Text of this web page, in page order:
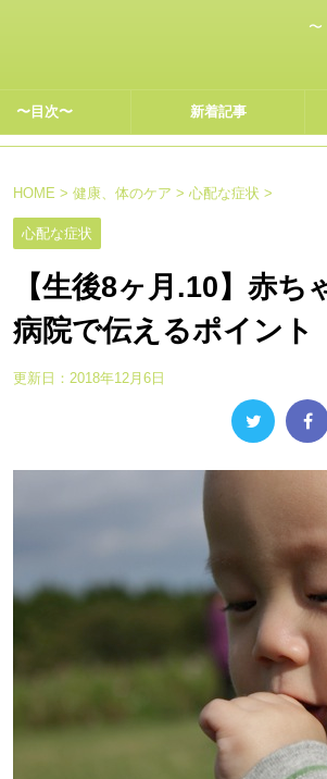
〜
〜目次〜 新着記事
HOME > 健康、体のケア > 心配な症状 >
心配な症状
【生後8ヶ月.10】赤
病院で伝えるポイント
更新日： 2018年12月6日